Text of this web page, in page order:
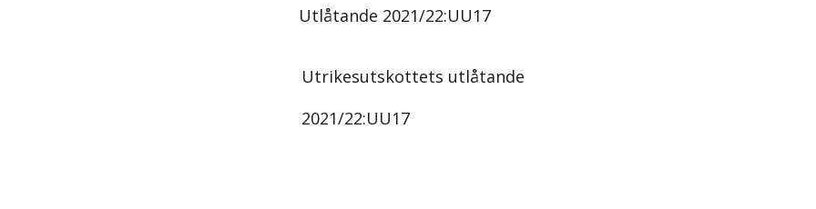
Utlåtande 2021/22:UU17
Utrikesutskottets utlåtande
2021/22:UU17